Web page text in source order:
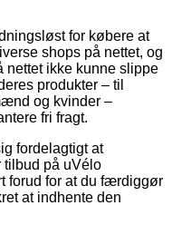
for købere at
shops på nettet, og
nettet ikke kunne slippe
produkter – til
og kvinder –
fri fragt.
fordelagtigt at
tilbud på uVélo
forud for at du færdiggør
at indhente den